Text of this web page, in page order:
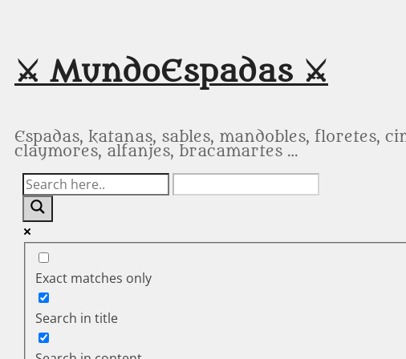
contenido
⚔️ MundoEspadas ⚔️
Espadas, katanas, sables, mandobles, floretes,
claymores, alfanjes, bracamartes …
Exact matches only
Search in title